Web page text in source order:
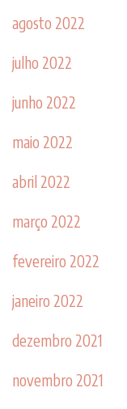
agosto 2022
julho 2022
junho 2022
maio 2022
abril 2022
março 2022
fevereiro 2022
janeiro 2022
dezembro 2021
novembro 2021